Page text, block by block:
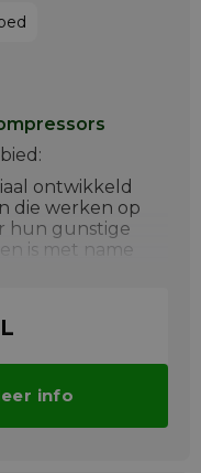
ontwikkeld
die werken op
hun gunstige
is met name
vrijwel alle
info